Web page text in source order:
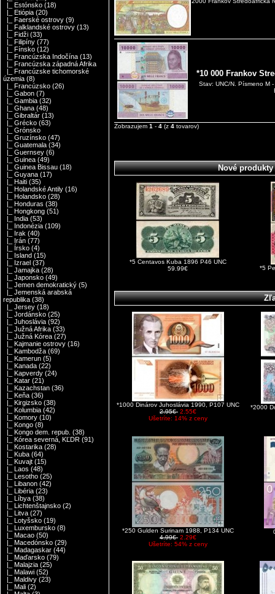
|_ Estónsko (18)
|_ Etiópia (20)
|_ Faerské ostrovy (9)
|_ Falklandské ostrovy (13)
|_ Fidži (33)
|_ Filipíny (77)
|_ Fínsko (12)
|_ Francúzska Indočína (13)
|_ Francúzska západná Afrika
|_ Francúzske tichomorské
územia (8)
|_ Francúzsko (26)
|_ Gabon (7)
|_ Gambia (32)
|_ Ghana (48)
|_ Gibraltár (13)
|_ Grécko (63)
|_ Grónsko
|_ Gruzínsko (47)
|_ Guatemala (34)
|_ Guernsey (6)
|_ Guinea (49)
|_ Guinea Bissau (18)
|_ Guyana (17)
|_ Haiti (35)
|_ Holandské Antily (16)
|_ Holandsko (28)
|_ Honduras (38)
|_ Hongkong (51)
|_ India (53)
|_ Indonézia (109)
|_ Irak (40)
|_ Irán (77)
|_ Írsko (4)
|_ Island (15)
|_ Izrael (37)
|_ Jamajka (28)
|_ Japonsko (49)
|_ Jemen demokratický (5)
|_ Jemenská arabská
republika (38)
|_ Jersey (18)
|_ Jordánsko (25)
|_ Juhoslávia (92)
|_ Južná Afrika (33)
|_ Južná Kórea (27)
|_ Kajmanie ostrovy (16)
|_ Kambodža (69)
|_ Kamerun (5)
|_ Kanada (22)
|_ Kapverdy (24)
|_ Katar (21)
|_ Kazachstan (36)
|_ Keňa (36)
|_ Kirgizsko (38)
|_ Kolumbia (42)
|_ Komory (10)
|_ Kongo (8)
|_ Kongo dem. repub. (38)
|_ Kórea severná, KĽDR (91)
|_ Kostarika (28)
|_ Kuba (64)
|_ Kuvajt (15)
|_ Laos (48)
|_ Lesotho (25)
|_ Libanon (42)
|_ Libéria (23)
|_ Líbya (38)
|_ Lichtenštajnsko (2)
|_ Litva (27)
|_ Lotyšsko (19)
|_ Luxembursko (8)
|_ Macao (50)
|_ Macedónsko (29)
|_ Madagaskar (44)
|_ Maďarsko (79)
|_ Malajzia (25)
|_ Malawi (52)
|_ Maldivy (23)
|_ Mali (2)
*10 000 Frankov
Stav: UNC/N. Písmeno M
Zobrazujem 1 - 4 (z 4 tovarov)
Nové produkty
*5 Centavos Kuba 1896 P46 UNC
59.99€
*5
*1000 Dinárov Juhoslávia 1990, P107 UNC
2.95€ 2.55€
Ušetríte: 14% z ceny
*2000
*250 Gulden Surinam 1988, P134 UNC
4.99€ 2.29€
Ušetríte: 54% z ceny